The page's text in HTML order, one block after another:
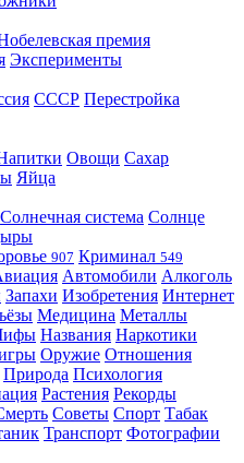
премия
Эксперименты
СССР Перестройка
Овощи Сахар
Яйца
Солнечная система Солнце
907 Криминал 549
Автомобили Алкоголь
Запахи Изобретения Интернет
Медицина Металлы
Названия Наркотики
Оружие Отношения
Природа Психология
Растения Рекорды
Советы Спорт Табак
Транспорт Фотографии